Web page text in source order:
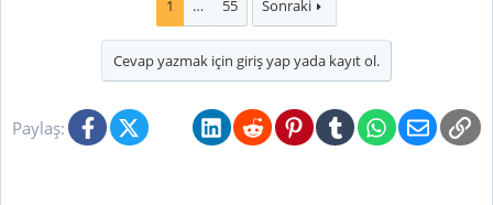
1 … 55 Sonraki
Cevap yazmak için giriş yap yada kayıt ol.
Paylaş: FacebookX (Twitter)BlueskyLinkedInRedditPinterestTumblrWhatsApp
E-posta